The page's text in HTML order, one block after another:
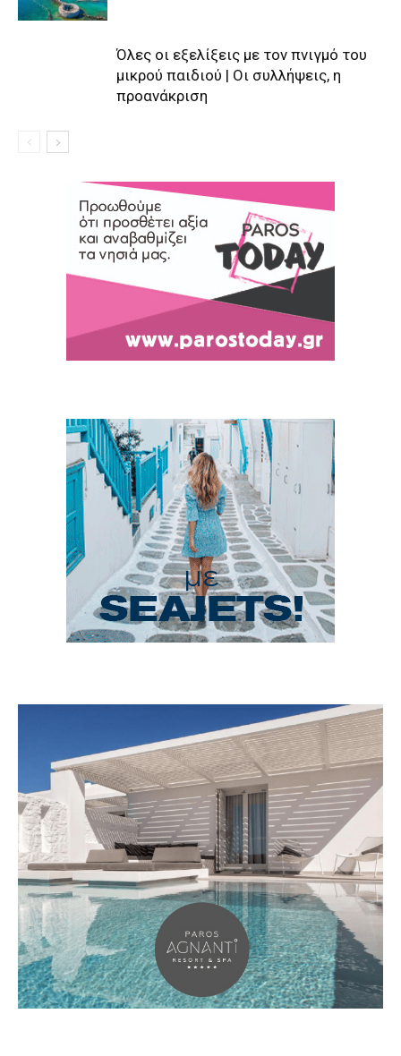
Όλες οι εξελίξεις με τον πνιγμό του
μικρού παιδιού | Οι συλλήψεις, η
προανάκριση